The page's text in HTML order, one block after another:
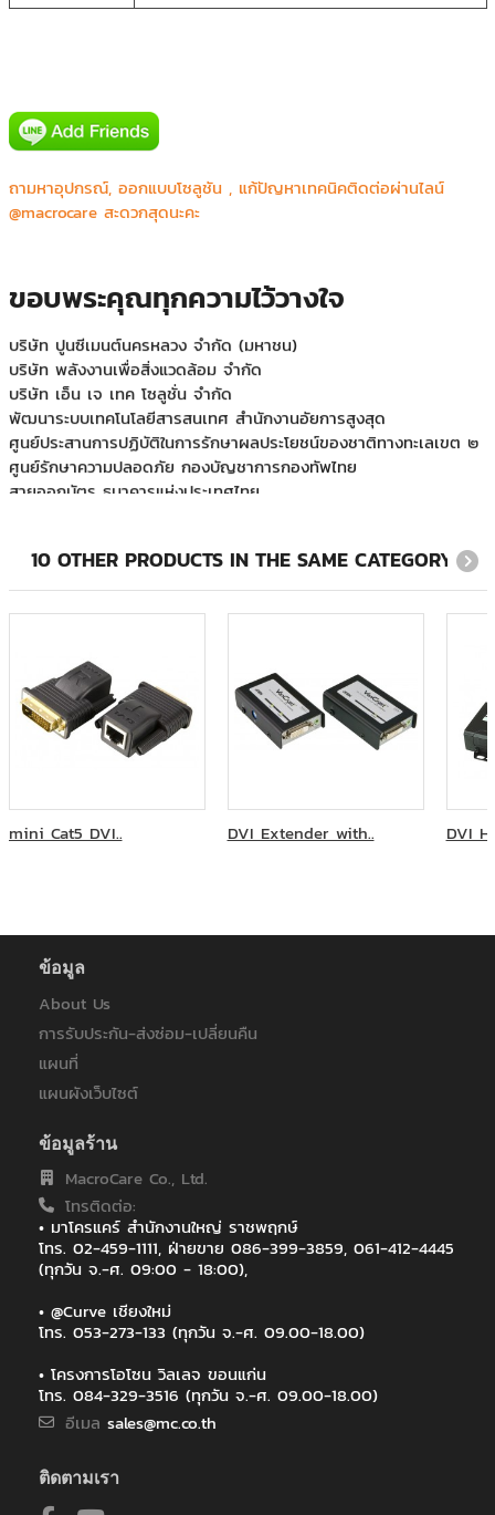
ถามหาอุปกรณ์, ออกแบบโซลูชัน , แก้ปัญหาเทคนิคติดต่อผ่านไลน์
@macrocare สะดวกสุดนะคะ
ขอบพระคุณทุกความไว้วางใจ
AIS(Digital Signage Intouch Tower)
IDS Medical Systems Co.,Ltd.
Mercure&IBIS Bangkok Siam
Phyathai 2 Hospital (BJH)
กองสื่อสาร หน่วยบัญชาการท กองสื่อสาร หน่วยบัญชาการทหาร
คณะทันตแพทยศาสตร์ ม.ธรรมศาสตร์ ศูนย์รังสิต
คณะวิศวกรรมศาสตร์ มหาวิทยาลัยเกษตรศาตร์ วิทยาเขตศรีราชา
บริษัท พลังงานเพื่อสิ่งแวดล้อม จำกัด
บริษัท เอ็น เจ เทค โซลูชั่น จำกัด
พัฒนาระบบเทคโนโลยีสารสนเทศ สำนักงานอัยการสูงสุด
ศูนย์ประสานการปฏิบัติในการรักษาผลประโยชน์ของชาติทางทะเลเขต ๒
ศูนย์รักษาความปลอดภัย กองบัญชาการกองทัพไทย
สายออกบัตร ธนาคารแห่งประเทศไทย
สำนักงานการทะเบียน จุฬาลงกรณ์มหาวิทยาลัย
สำนักวิทยบริการและเทคโนโลยีสารสนเทศ มหาวิทยาลัยราชภัฏ
สวนสุนันทา
โรงพยาบาลจุฬารัตน์ หน่วยงานโทรโนโลยีสารสนเทศ
โรงเรียนวิทยาศาสตร์จุฬาภรณราชวิทยาลัย ชลบุรี
โรงพยาบาลจุฬาลงกรณ์มหาวิทยาลัย
มหาวิทยาลัยสุโขทัยธรรมาธิราช
การไฟฟ้านครหลวง
การไฟฟ้าฝ่ายผลิตแห่งประเทศไทย
คณะครุศาสตร์อุตสาหกรรมและเทคโนโลยี มหาวิทยาลัยเทคโนโลยี
พระจอมเกล้าธนบุรี
พระนครเหนือ
คณะสัตวแพทยศาสตร์ มหาวิทยาลัยเกษตรศาสตร์
คณะแพทยศาสตร์ มหาวิทยาลัยมหิดล โรงพยาบาลรามาธิบดี
บริษัท กรุงเทพโทรทัศน์และวิทยุ จำกัด
บริษัท กัลฟ์ เจพี เอ็นเอส จำกัด
บริษัท ทรัยโมทีฟ เอเซีย แปซิฟิค จำกัด
บริษัท พีทีที ดิจิตอล โซลูชั่น จำกัด
บริษัท โซริเมะ (ประเทศไทย) จำกัด
บริษัท โรงพยาบาลวิภาวดี จำกัด (มหาชน)
ภาควิชาคณะวิศวะ โยธา สถาบันเทคโนโลยีพระจอมเกล้าเจ้าคุณทหาร
ลาดกระบัง
ภาควิชาวิสัญญีวิทยา คณะแพทยศาสตร์ มหาวิทยาลัยเชียงใหม่
มหาวิทยาลัยกรุงเทพ
มหาวิทยาลัยมหาสารคาม
มหาวิทยาลัยมหิดล
มหาวิทยาลัยวลัยลักษณ์
มหาวิทยาลัยสงขลานครินทร์
มหาวิทยาลัยสงขลานครินทร์ วิทยาเขตหาดใหญ่
มหาวิทยาลัยเกษตรศาสตร์ วิทยาเขตศรีราชา
มหาวิทยาลัยเชียงใหม่
10 OTHER PRODUCTS IN THE SAME CATEGORY:
mini Cat5 DVI.. DVI Extender with.. DVI
ข้อมูล
About Us
การรับประกัน-ส่งซ่อม-เปลี่ยนคืน
แผนที่
แผนผังเว็บไซต์
ข้อมูลร้าน
MacroCare Co., Ltd.
โทรติดต่อ:
• มาโครแคร์ สำนักงานใหญ่ ราชพฤกษ์
โทร. 02-459-1111, ฝ่ายขาย 086-399-3859, 061-412-4445
(ทุกวัน จ.-ศ. 09:00 - 18:00),
• @Curve เชียงใหม่
โทร. 053-273-133 (ทุกวัน จ.-ศ. 09.00-18.00)
• โครงการโอโซน วิลเลจ ขอนแก่น
โทร. 084-329-3516 (ทุกวัน จ.-ศ. 09.00-18.00)
อีเมล sales@mc.co.th
ติดตามเรา